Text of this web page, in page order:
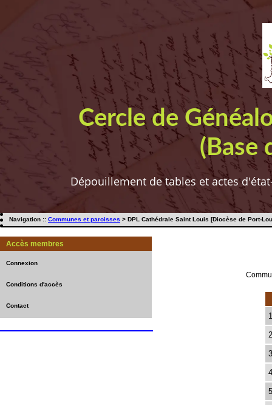
Cercle de
(Base
Dépouillement de tables et actes
Navigation :: Communes et paroisses > DPL Cathédrale Saint Louis [Diocèse de Port-
Accès membres
Connexion
Conditions d'accès
Contact